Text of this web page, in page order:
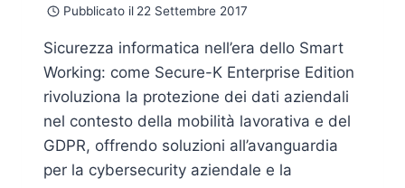
Pubblicato il 22 Settembre 2017
Sicurezza informatica nell’era dello Smart
Working: come Secure-K Enterprise Edition
rivoluziona la protezione dei dati aziendali
nel contesto della mobilità lavorativa e del
GDPR, offrendo soluzioni all’avanguardia
per la cybersecurity aziendale e la